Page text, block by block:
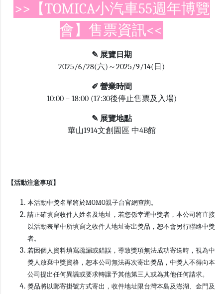
>>【TOMICA小汽車55週年博覽
會】售票資訊<<
✎ 展覽日期
2025/6/28(六)～2025/9/14(日)
✐ 營業時間
10:00 – 18:00 (17:30後停止售票及入場)
✎ 展覽地點
華山1914文創園區 中4B館
【活動注意事項】
本活動中獎名單將於MOMO親子台官網查詢。
請正確填寫收件人姓名及地址，若您係幸運中獎者，本公司將直接
以活動表單中所填寫之收件人地址寄出獎品，恕不會另行聯絡中獎
者。
若因個人資料填寫疏漏或錯誤，導致獎項無法成功寄送時，視為中
獎人放棄中獎資格，恕本公司無法再次寄出獎品，中獎人不得向本
公司提出任何異議或要求轉讓予其他第三人或為其他任何請求。
獎品將以郵寄掛號方式寄出，收件地址限台灣本島及澎湖、金門及